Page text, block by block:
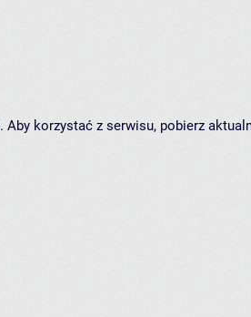
Aby korzystać z serwisu, pobierz